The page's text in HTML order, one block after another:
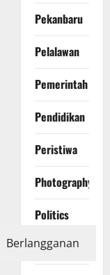
Pekanbaru
Pelalawan
Pemerintah
Pendidikan
Peristiwa
Photography
Politics
Polri
Berlangganan